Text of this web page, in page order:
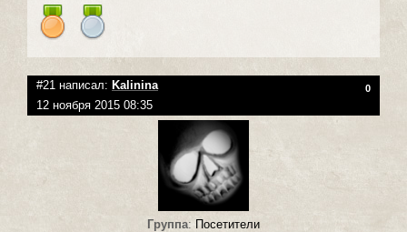
#21 написал: Kalinina 0
12 ноября 2015 08:35
Группа: Посетители